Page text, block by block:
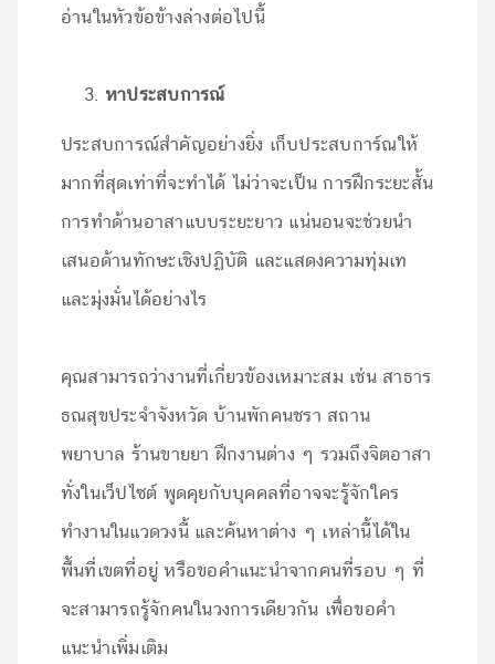
อ่านในหัวข้อข้างล่างต่อไปนี้
หาประสบการณ์
ประสบการณ์สำคัญอย่างยิ่ง เก็บประสบการ์ณให้
มากที่สุดเท่าที่จะทำได้ ไม่ว่าจะเป็น การฝึกระยะสั้น
การทำด้านอาสาแบบระยะยาว แน่นอนจะช่วยนำ
เสนอด้านทักษะเชิงปฏิบัติ และแสดงความทุ่มเท
และมุ่งมั่นได้อย่างไร
คุณสามารถว่างานที่เกี่ยวข้องเหมาะสม เช่น สาธาร
ธณสุขประจำจังหวัด บ้านพักคนชรา สถาน
พยาบาล ร้านขายยา ฝึกงานต่าง ๆ รวมถึงจิตอาสา
ทั่งในเว็ปไซต์ พูดคุยกับบุคคลที่อาจจะรู้จักใคร
ทำงานในแวดวงนี้ และค้นหาต่าง ๆ เหล่านี้ได้ใน
พื้นที่เขตที่อยู่ หรือขอคำแนะนำจากคนที่รอบ ๆ ที่
จะสามารถรู้จักคนในวงการเดียวกัน เพื่อขอคำ
แนะนำเพิ่มเติม